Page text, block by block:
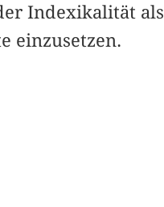
Indexikalität als
einzusetzen.